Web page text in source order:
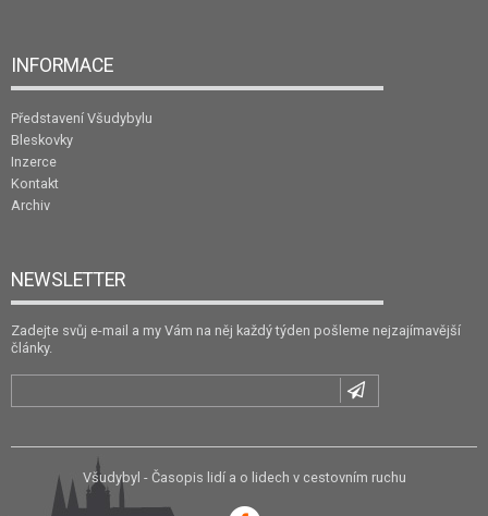
INFORMACE
Představení Všudybylu
Bleskovky
Inzerce
Kontakt
Archiv
NEWSLETTER
Zadejte svůj e-mail a my Vám na něj každý týden pošleme nejzajímavější
články.
Všudybyl - Časopis lidí a o lidech v cestovním ruchu